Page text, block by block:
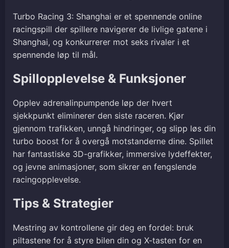
Turbo Racing 3: Shanghai er et spennende online
racingspill der spillere navigerer de livlige gatene i
Shanghai, og konkurrerer mot seks rivaler i et
spennende løp til mål.
Spillopplevelse & Funksjoner
Opplev adrenalinpumpende løp der hvert
sjekkpunkt eliminerer den siste raceren. Kjør
gjennom trafikken, unngå hindringer, og slipp løs din
turbo boost for å overgå motstanderne dine. Spillet
har fantastiske 3D-grafikker, immersive lydeffekter,
og jevne animasjoner, som sikrer en fengslende
racingopplevelse.
Tips & Strategier
Mestring av kontrollene gir deg en fordel: bruk
piltastene for å styre bilen din og X-tasten for en